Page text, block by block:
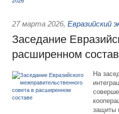
27 марта 2026, Евразийский
Заседание
расширенном
На
защиты